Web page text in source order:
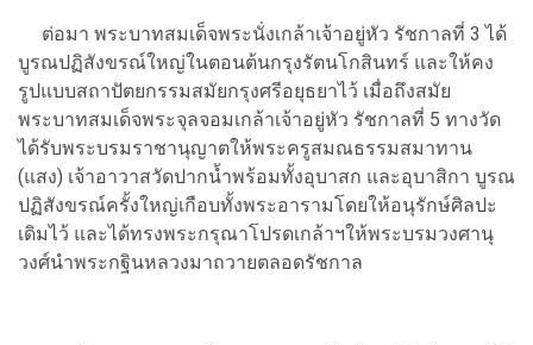
ต่อมา พระบาทสมเด็จพระนั่งเกล้าเจ้าอยู่หัว รัชกาลที่ 3 ได้
บูรณปฏิสังขรณ์ใหญ่ในตอนต้นกรุงรัตนโกสินทร์ และให้คง
รูปแบบสถาปัตยกรรมสมัยกรุงศรีอยุธยาไว้ เมื่อถึงสมัย
พระบาทสมเด็จพระจุลจอมเกล้าเจ้าอยู่หัว รัชกาลที่ 5 ทางวัด
ได้รับพระบรมราชานุญาตให้พระครูสมณธรรมสมาทาน
(แสง) เจ้าอาวาสวัดปากน้ำพร้อมทั้งอุบาสก และอุบาสิกา บูรณ
ปฏิสังขรณ์ครั้งใหญ่เกือบทั้งพระอารามโดยให้อนุรักษ์ศิลปะ
เดิมไว้ และได้ทรงพระกรุณาโปรดเกล้าฯให้พระบรมวงศานุ
วงศ์นำพระกฐินหลวงมาถวายตลอดรัชกาล